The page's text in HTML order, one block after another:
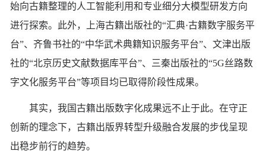
始向古籍整理的人工智能利用和专业细分大模型研发方向
进行探索。此外，上海古籍出版社的“汇典·古籍数字服务平
台”、齐鲁书社的“中华武术典籍知识服务平台”、文津出版
社的“北京历史文献数据库平台”、三秦出版社的“5G丝路数
字文化服务平台”等项目均已取得阶段性成果。
其实，我国古籍出版数字化成果远不止于此。在守正
创新的理念下，古籍出版界转型升级融合发展的步伐呈现
出稳步前行的趋势。